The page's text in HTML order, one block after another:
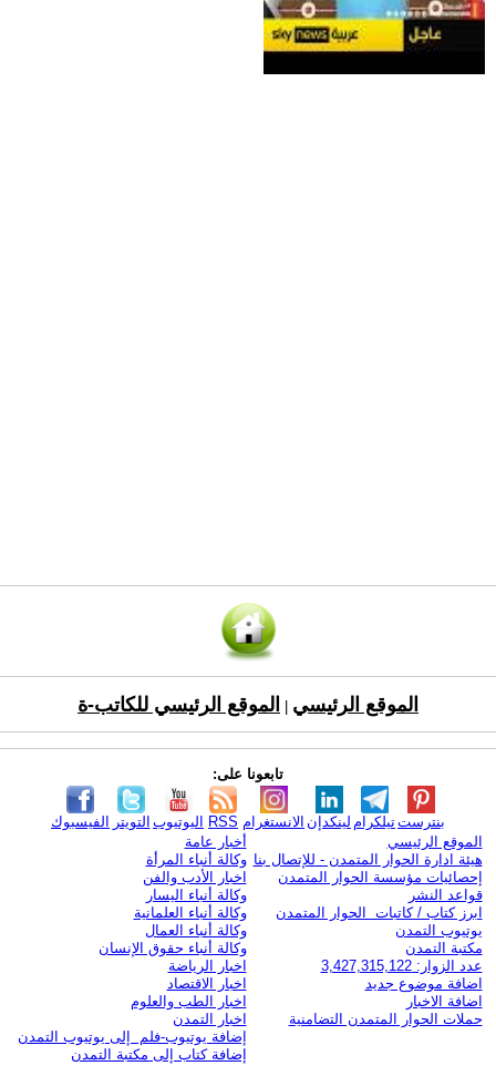
الموقع الرئيسي الموقع الرئيسي للكاتب-ة
تابعونا على:
الفيسبوك التويتر اليوتيوب RSS الانستغرام لينكدإن تيلكرامبنترست
الموقع الرئيسي
هيئة ادارة الحوار المتمدن - للإتصال بنا
إحصائيات مؤسسة الحوار المتمدن
قواعد النشر
ابرز كتاب / كاتبات الحوار المتمدن
يوتيوب التمدن
مكتبة التمدن
عدد الزوار: 3,427,315,122
اضافة موضوع جديد
اضافة الاخبار
حملات الحوار المتمدن التضامنية
أخبار عامة
وكالة أنباء المرأة
اخبار الأدب والفن
وكالة أنباء اليسار
وكالة أنباء العلمانية
وكالة أنباء العمال
وكالة أنباء حقوق الإنسان
اخبار الرياضة
اخبار الاقتصاد
اخبار الطب والعلوم
اخبار التمدن
إضافة يوتيوب-فلم إلى يوتيوب التمدن
إضافة كتاب إلى مكتبة التمدن